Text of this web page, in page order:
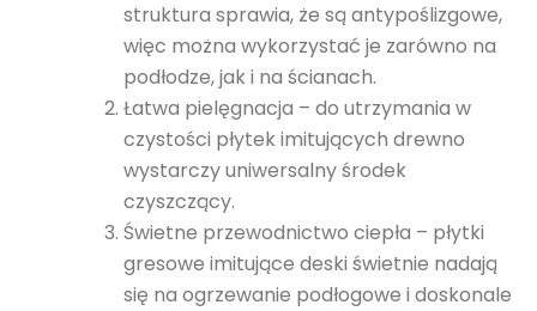
struktura sprawia, że są antypoślizgowe,
więc można wykorzystać je zarówno na
podłodze, jak i na ścianach.
Łatwa pielęgnacja – do utrzymania w
czystości płytek imitujących drewno
wystarczy uniwersalny środek
czyszczący.
Świetne przewodnictwo ciepła – płytki
gresowe imitujące deski świetnie nadają
się na ogrzewanie podłogowe i doskonale